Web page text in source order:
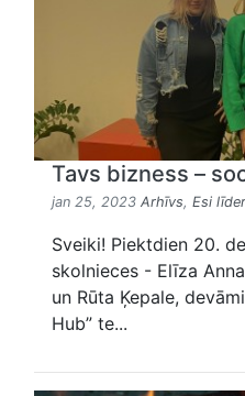
Tavs bizness –
jan 25, 2023 Arhīvs, Esi
Sveiki! Piektdien 20.
skolnieces - Elīza
un Rūta Ķepale,
Hub” te...